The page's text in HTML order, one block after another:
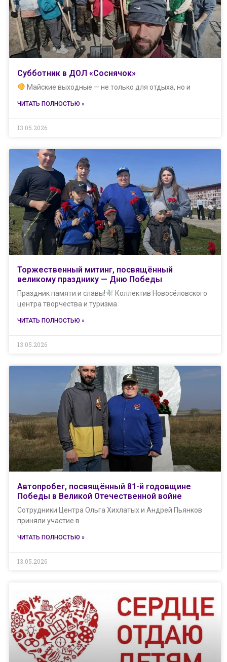
Субботник в ДОЛ «Соснячок»
Майские выходные — не только для отдыха, но и
ЧИТАТЬ ПОЛНОСТЬЮ »
13.05.2026
Торжественный митинг, посвящённый
великому празднику — Дню Победы
Праздник памяти и славы!
Коллектив Новосёловского
центра творчества и туризма
ЧИТАТЬ ПОЛНОСТЬЮ »
13.05.2026
Автопробег, посвящённый 81-й годовщине
Победы в Великой Отечественной войне
Сотрудники Центра Ольга Хихлатых и Андрей Пьянков
приняли участие в
ЧИТАТЬ ПОЛНОСТЬЮ »
13.05.2026